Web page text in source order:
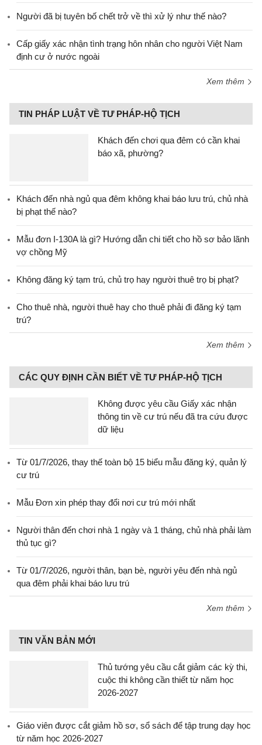
Người đã bị tuyên bố chết trở về thì xử lý như thế nào?
Cấp giấy xác nhận tình trạng hôn nhân cho người Việt Nam
định cư ở nước ngoài
Xem thêm
TIN PHÁP LUẬT VỀ TƯ PHÁP-HỘ TỊCH
Khách đến chơi qua đêm có cần khai
báo xã, phường?
Khách đến nhà ngủ qua đêm không khai báo lưu trú, chủ nhà
bị phạt thế nào?
Mẫu đơn I-130A là gì? Hướng dẫn chi tiết cho hồ sơ bảo lãnh
vợ chồng Mỹ
Không đăng ký tạm trú, chủ trọ hay người thuê trọ bị phạt?
Cho thuê nhà, người thuê hay cho thuê phải đi đăng ký tạm
trú?
Xem thêm
CÁC QUY ĐỊNH CẦN BIẾT VỀ TƯ PHÁP-HỘ TỊCH
Không được yêu cầu Giấy xác nhận
thông tin về cư trú nếu đã tra cứu được
dữ liệu
Từ 01/7/2026, thay thế toàn bộ 15 biểu mẫu đăng ký, quản lý
cư trú
Mẫu Đơn xin phép thay đổi nơi cư trú mới nhất
Người thân đến chơi nhà 1 ngày và 1 tháng, chủ nhà phải làm
thủ tục gì?
Từ 01/7/2026, người thân, bạn bè, người yêu đến nhà ngủ
qua đêm phải khai báo lưu trú
Xem thêm
TIN VĂN BẢN MỚI
Thủ tướng yêu cầu cắt giảm các kỳ thi,
cuộc thi không cần thiết từ năm học
2026-2027
Giáo viên được cắt giảm hồ sơ, sổ sách để tập trung dạy học
từ năm học 2026-2027